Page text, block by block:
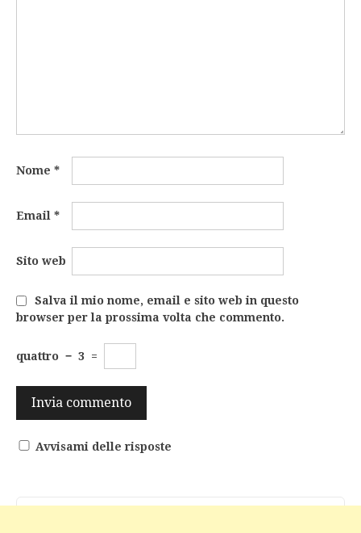
Nome *
Email *
Sito web
Salva il mio nome, email e sito web in questo
browser per la prossima volta che commento.
quattro − 3 =
Avvisami delle risposte